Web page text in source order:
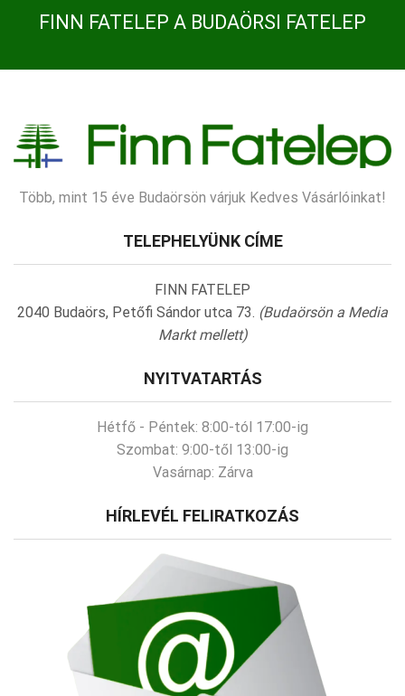
FINN FATELEP A BUDAÖRSI FATELEP
Több, mint 15 éve Budaörsön várjuk Kedves Vásárlóinkat!
TELEPHELYÜNK CÍME
FINN FATELEP
2040 Budaörs, Petőfi Sándor utca 73. (Budaörsön a Media
Markt mellett)
NYITVATARTÁS
Hétfő - Péntek: 8:00-tól 17:00-ig
Szombat: 9:00-től 13:00-ig
Vasárnap: Zárva
HÍRLEVÉL FELIRATKOZÁS